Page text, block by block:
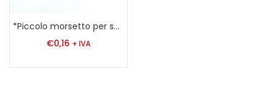
*Piccolo morsetto per soffitto Lunghezza: 31 mm
€0,16 + IVA